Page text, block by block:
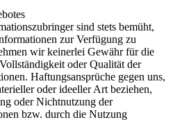
sind stets bemüht,
zur Verfügung zu
wir keinerlei Gewähr für die
oder Qualität der
Haftungsansprüche gegen uns,
oder ideeller Art beziehen,
oder Nichtnutzung der
bzw. durch die Nutzung